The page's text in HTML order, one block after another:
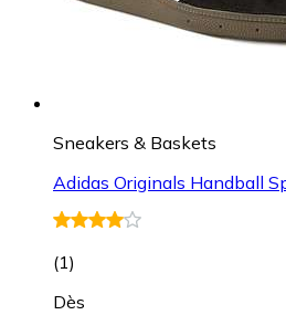
Sneakers & Baskets
Adidas Originals Handball
(1)
Dès